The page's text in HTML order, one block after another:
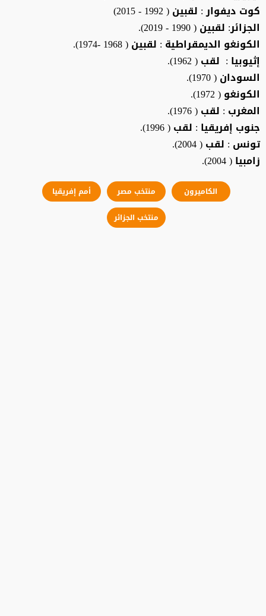
كوت ديفوار : لقبين ( 1992 - 2015)
الجزائر: لقبين ( 1990 - 2019).
الكونغو الديمقراطية : لقبين ( 1968 -1974).
إثيوبيا : لقب ( 1962).
السودان ( 1970).
الكونغو ( 1972).
المغرب : لقب ( 1976).
جنوب إفريقيا : لقب ( 1996).
تونس : لقب ( 2004).
زامبيا ( 2004).
الكاميرون منتخب مصر
أمم إفريقيا
منتخب الجزائر